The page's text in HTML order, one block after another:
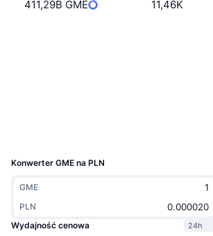
411,29B GME
11,46K
Konwerter GME na PLN
GME
PLN
Wydajność cenowa
24h